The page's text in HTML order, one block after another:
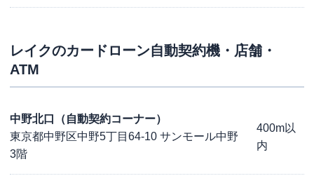
レイクのカードローン自動契約機・店舗・
ATM
中野北口（自動契約コーナー）
東京都中野区中野5丁目64-10 サンモール中野
3階
400m以
内